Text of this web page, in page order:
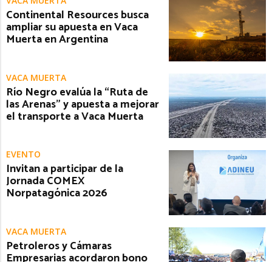
Continental Resources busca
ampliar su apuesta en Vaca
Muerta en Argentina
VACA MUERTA
Río Negro evalúa la “Ruta de
las Arenas” y apuesta a mejorar
el transporte a Vaca Muerta
EVENTO
Invitan a participar de la
Jornada COMEX
Norpatagónica 2026
VACA MUERTA
Petroleros y Cámaras
Empresarias acordaron bono